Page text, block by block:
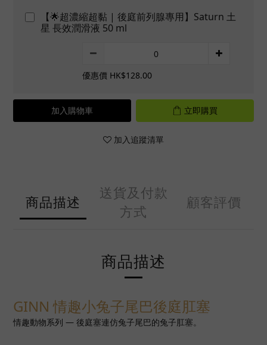
【🌟超濃縮超黏 | 後庭前列腺專用】Saturn 土
星 長效潤滑液 50 ml
優惠價 HK$128.00
加入購物車 立即購買
加入追蹤清單
商品描述
送貨及付款
方式
顧客評價
商品描述
GINN 情趣小兔子尾巴後庭肛塞
情趣動物系列 — 後庭塞連仿兔子尾巴的兔子肛塞。